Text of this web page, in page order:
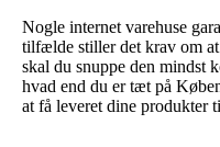
Nogle internet varehuse
tilfælde stiller det krav om
skal du snuppe den mindst
hvad end du er tæt på
at få leveret dine produkter